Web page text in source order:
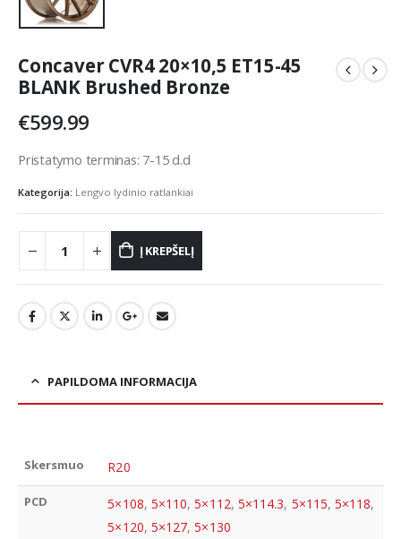
Concaver CVR4 20×10,5 ET15-45
BLANK Brushed Bronze
€599.99
Pristatymo terminas: 7-15 d.d
Kategorija: Lengvo lydinio ratlankiai
Į KREPŠELĮ
PAPILDOMA INFORMACIJA
Skersmuo R20
PCD 5×108, 5×110,5×112, 5×114.3, 5×115,5×118,
5×120, 5×127,5×130